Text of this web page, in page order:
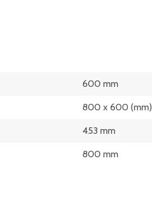
600 mm
800 x 600 (mm)
453 mm
800 mm